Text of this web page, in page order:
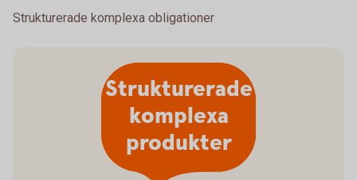
Strukturerade komplexa obligationer
Strukturerade
komplexa
produkter